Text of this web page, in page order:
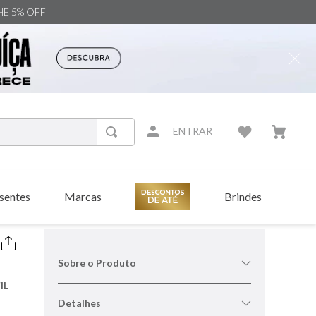
5% OFF
ENTRAR
Marcas Brindes
Sobre o Produto
Detalhes